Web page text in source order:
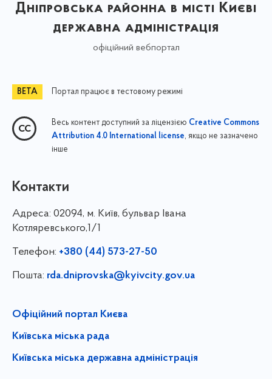
Дніпровська районна в місті Києві
державна адміністрація
офіційний вебпортал
Портал працює в тестовому режимі
Весь контент доступний за ліцензією Creative Commons
Attribution 4.0 International license, якщо не зазначено
інше
Контакти
Адреса: 02094, м. Київ, бульвар Івана
Котляревського,1/1
Телефон: +380 (44) 573-27-50
Пошта: rda.dniprovska@kyivcity.gov.ua
Офіційний портал Києва
Київська міська рада
Київська міська державна адміністрація